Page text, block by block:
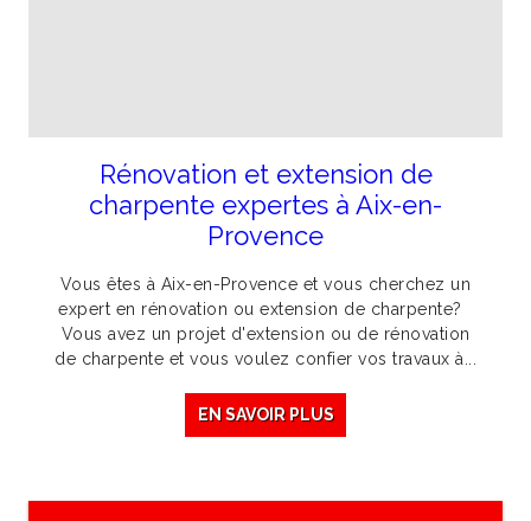
Rénovation et extension de
charpente expertes à Aix-en-
Provence
Vous êtes à Aix-en-Provence et vous cherchez un
expert en rénovation ou extension de charpente?
Vous avez un projet d'extension ou de rénovation
de charpente et vous voulez confier vos travaux à...
EN SAVOIR PLUS